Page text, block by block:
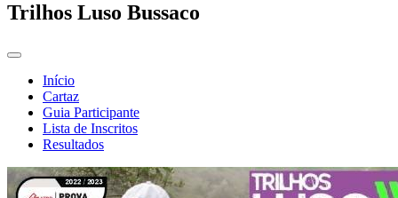
Trilhos Luso Bussaco
Início
Cartaz
Guia Participante
Lista de Inscritos
Resultados